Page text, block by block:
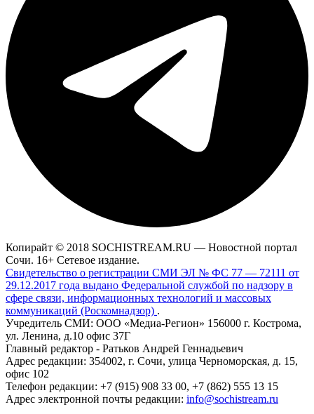
Копирайт © 2018 SOCHISTREAM.RU — Новостной портал
Сочи. 16+ Сетевое издание.
Свидетельство о регистрации СМИ ЭЛ № ФС 77 — 72111 от
29.12.2017 года выдано Федеральной службой по надзору в
сфере связи, информационных технологий и массовых
коммуникаций (Роскомнадзор) .
Учредитель СМИ: ООО «Медиа-Регион» 156000 г. Кострома,
ул. Ленина, д.10 офис 37Г
Главный редактор - Ратьков Андрей Геннадьевич
Адрес редакции: 354002, г. Сочи, улица Черноморская, д. 15,
офис 102
Телефон редакции: +7 (915) 908 33 00, +7 (862) 555 13 15
Адрес электронной почты редакции: info@sochistream.ru